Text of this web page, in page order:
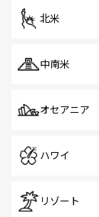
北米
中南米
オセアニア
ハワイ
リゾート